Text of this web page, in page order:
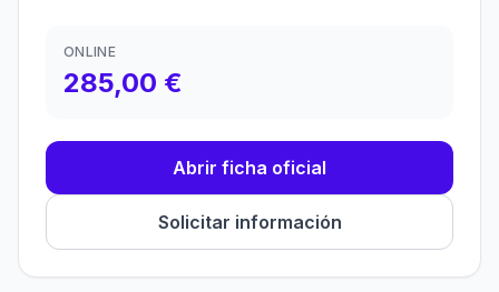
ONLINE
285,00 €
Abrir ficha oficial
Solicitar información